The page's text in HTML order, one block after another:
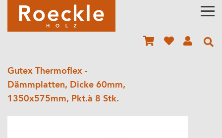
Gutex Thermoflex -
Dämmplatten, Dicke 60mm,
1350x575mm, Pkt.à 8 Stk.